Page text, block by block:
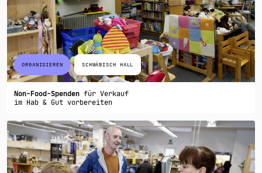
ORGANISIEREN SCHWÄBISCH HALL
Non-Food-Spenden für Verkauf
im Hab & Gut vorbereiten